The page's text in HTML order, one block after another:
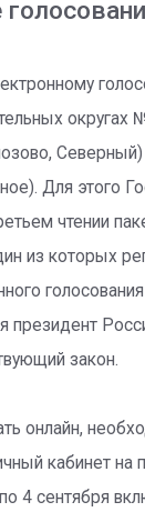
Для этого
чтении
из которых
президент
закон.
онлайн,
кабинет на
4 сентября